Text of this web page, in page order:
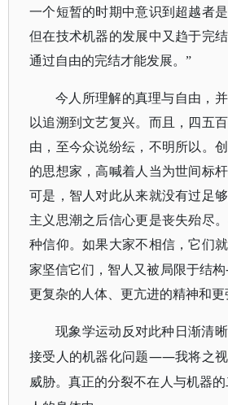
一个短暂的时期中意识到超越者
但在技术机器的发展中又趋于完
通过自由的完结才能发展。”
今人所理解的真理与自由，
以追溯到文艺复兴。而且，四五
由，至今众说纷纭，不明所以。
的思想家，高喊着人当为世间标
可是，智人对此从来就没有过足
主义思潮之后信心更是丧失殆尽
种信仰。如果大家不相信，它们
家坚信它们，智人又被局限于结构
更复杂的人体、更亢进的精神和更
现象学运动反对此种日渐清
接受人的机器化问题——我将之视
威胁。真正的分裂不在人与机器